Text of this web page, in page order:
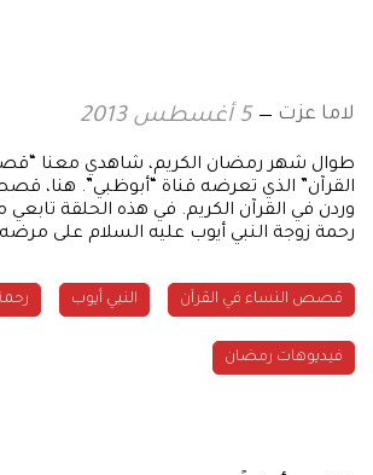
لاما عزت 5 أغسطس 2013
طوال شهر رمضان الكريم، شاهدي معنا
القرآن” الذي تعرضه قناة “أبوظبي”. هنا،
وردن في القرآن الكريم. في هذه الحلقة
رحمة زوجة النبي أيوب عليه السلام على
قصص النساء في القرآن النبي أيوب
فيديوهات رمضان